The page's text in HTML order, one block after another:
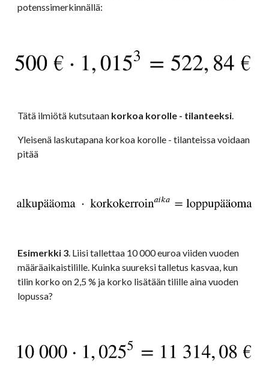
potenssimerkinnällä:
Tätä ilmiötä kutsutaan korkoa korolle - tilanteeksi.
Yleisenä laskutapana korkoa korolle - tilanteissa voidaan
pitää
Esimerkki 3. Liisi tallettaa 10 000 euroa viiden vuoden
määräaikaistilille. Kuinka suureksi talletus kasvaa, kun
tilin korko on 2,5 % ja korko lisätään tilille aina vuoden
lopussa?